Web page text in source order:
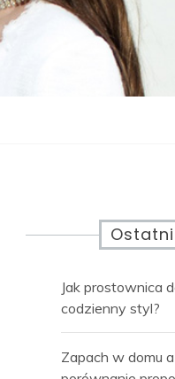
Jak prostownica
codzienny styl?
Zapach w domu